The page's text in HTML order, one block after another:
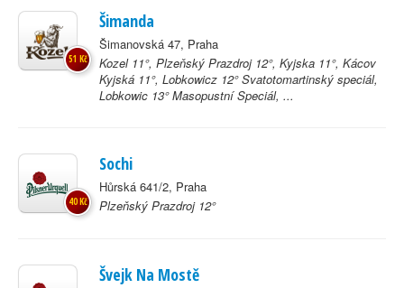
Šimanda
Šimanovská 47, Praha
Kozel 11°, Plzeňský Prazdroj 12°, Kyjska 11°, Kácov
Kyjská 11°, Lobkowicz 12° Svatotomartinský speciál,
Lobkowic 13° Masopustní Speciál, ...
51 Kč
Sochi
Hůrská 641/2, Praha
Plzeňský Prazdroj 12°
40 Kč
Švejk Na Mostě